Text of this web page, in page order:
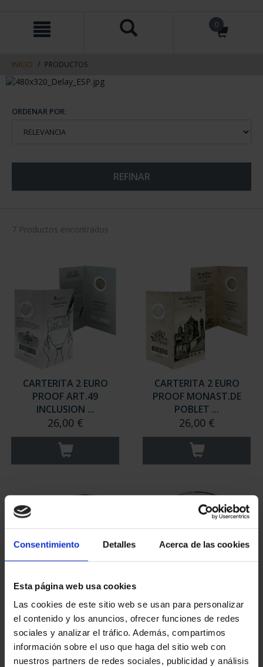
Consentimiento Detalles Acerca de las cookies
Esta página web usa cookies
Las cookies de este sitio web se usan para personalizar
el contenido y los anuncios, ofrecer funciones de redes
sociales y analizar el tráfico. Además, compartimos
información sobre el uso que haga del sitio web con
nuestros partners de redes sociales, publicidad y análisis
contenido
navegacin
0
INICIO PRODUCTOS
ORDENAR POR:
REFINAR
7 Productos encontrados
CARTERITA 2 EURO
PROOF ART.49
INCLUSION ...
26,00 €
CARTERITA 2 EURO
PROOF MONAST.DE
POBLET ...
26,00 €
CARTERITA MONEDA 60
EUR 2026
85,00 €
V Cº CONSEJO DE
ESTADO (2026) 8
REALES
140,00 €